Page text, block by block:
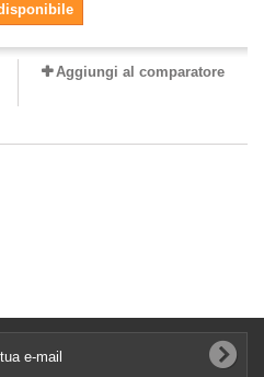
Aggiungi al comparatore